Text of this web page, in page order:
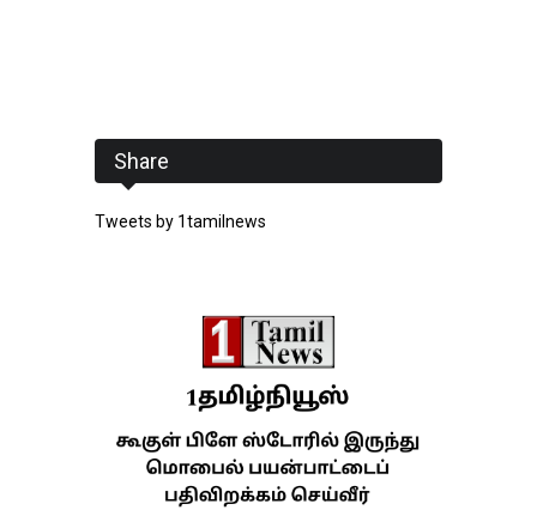
Share
Tweets by 1tamilnews